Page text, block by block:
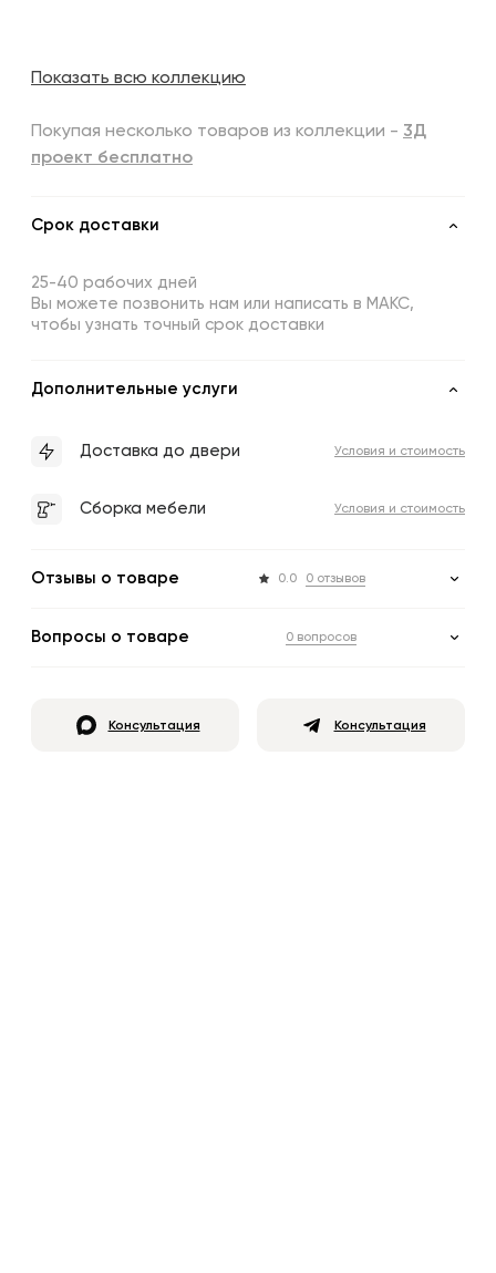
Показать всю коллекцию
Покупая несколько товаров из коллекции - 3Д
проект бесплатно
Срок доставки
25-40 рабочих дней
Вы можете позвонить нам или написать в МАКС,
чтобы узнать точный срок доставки
Дополнительные услуги
Доставка до двери Условия и стоимость
Сборка мебели Условия и стоимость
Отзывы о товаре 0.0 0 отзывов
Вопросы о товаре 0 вопросов
Консультация Консультация